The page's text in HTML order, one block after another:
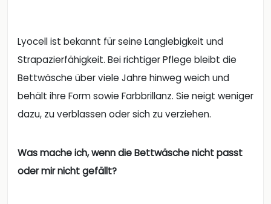
Lyocell ist bekannt für seine Langlebigkeit und
Strapazierfähigkeit. Bei richtiger Pflege bleibt die
Bettwäsche über viele Jahre hinweg weich und
behält ihre Form sowie Farbbrillanz. Sie neigt weniger
dazu, zu verblassen oder sich zu verziehen.
Was mache ich, wenn die Bettwäsche nicht passt
oder mir nicht gefällt?